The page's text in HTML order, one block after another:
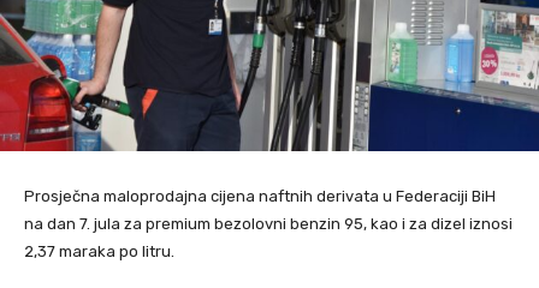
Prosječna maloprodajna cijena naftnih derivata u Federaciji BiH
na dan 7. jula za premium bezolovni benzin 95, kao i za dizel iznosi
2,37 maraka po litru.